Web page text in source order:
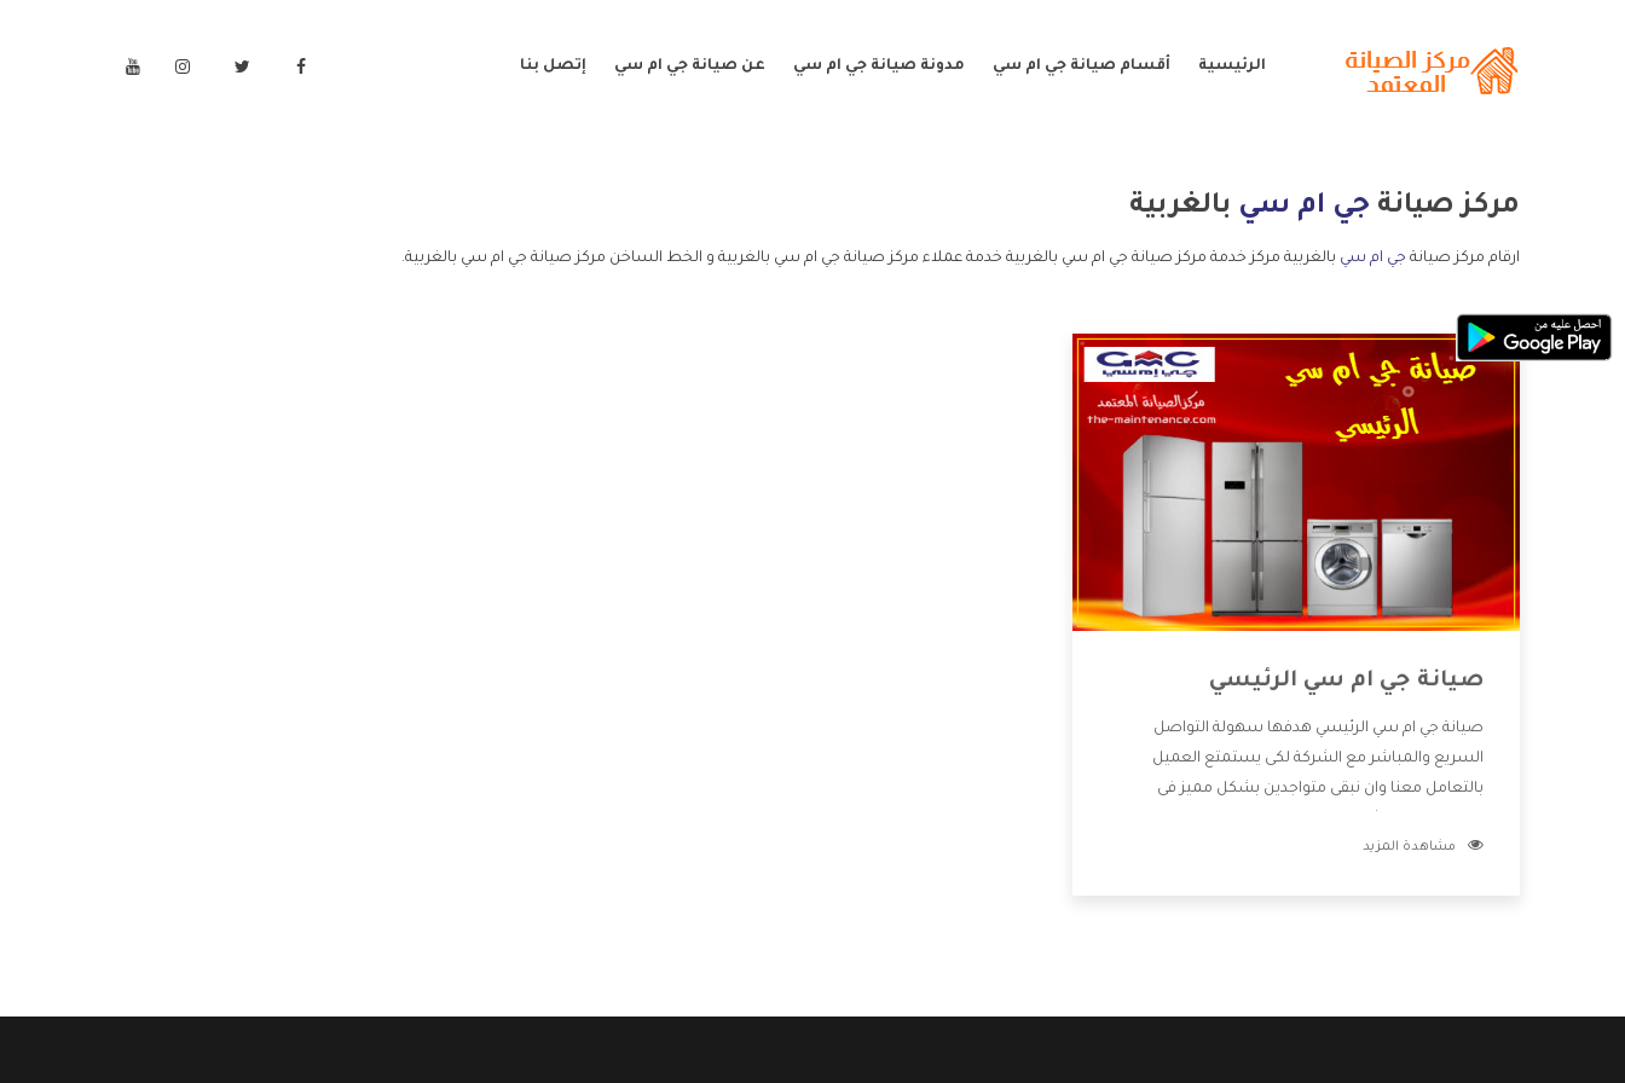
الرئيسية أقسام صيانة جي ام سي مدونة صيانة جي ام سي عن صيانة جي ام سي إتصل بنا
مركز صيانة جي ام سي بالغربية
ارقام مركز صيانة جي ام سي بالغربية مركز خدمة مركز صيانة جي ام سي بالغربية خدمة عملاء مركز صيانة جي ام سي بالغربية و الخط الساخن مركز صيانة جي ام سي بالغربية.
صيانة جي ام سي الرئيسي
صيانة جي ام سي الرئيسي هدفها سهولة التواصل
السريع والمباشر مع الشركة لكى يستمتع العميل
بالتعامل معنا وان نبقى متواجدين بشكل مميز فى
للعميل وان يستمتع بالخدمات التى تنفرد الشركة بها
مشاهدة المزيد